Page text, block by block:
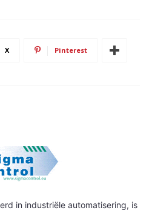
X Pinterest
in industriële automatisering, is